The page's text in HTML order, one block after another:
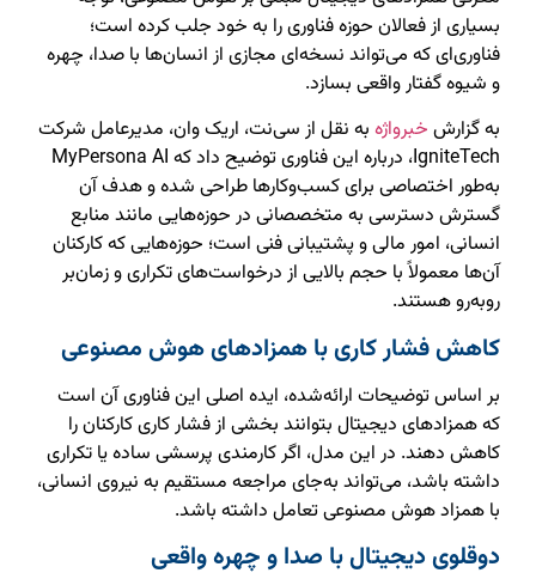
بسیاری از فعالان حوزه فناوری را به خود جلب کرده است؛
فناوری‌ای که می‌تواند نسخه‌ای مجازی از انسان‌ها با صدا، چهره
و شیوه گفتار واقعی بسازد.
به گزارش خبرواژه به نقل از سی‌نت، اریک وان، مدیرعامل شرکت
IgniteTech، درباره این فناوری توضیح داد که MyPersona AI
به‌طور اختصاصی برای کسب‌وکارها طراحی شده و هدف آن
گسترش دسترسی به متخصصانی در حوزه‌هایی مانند منابع
انسانی، امور مالی و پشتیبانی فنی است؛ حوزه‌هایی که کارکنان
آن‌ها معمولاً با حجم بالایی از درخواست‌های تکراری و زمان‌بر
روبه‌رو هستند.
کاهش فشار کاری با همزادهای هوش مصنوعی
بر اساس توضیحات ارائه‌شده، ایده اصلی این فناوری آن است
که همزادهای دیجیتال بتوانند بخشی از فشار کاری کارکنان را
کاهش دهند. در این مدل، اگر کارمندی پرسشی ساده یا تکراری
داشته باشد، می‌تواند به‌جای مراجعه مستقیم به نیروی انسانی،
با همزاد هوش مصنوعی تعامل داشته باشد.
دوقلوی دیجیتال با صدا و چهره واقعی